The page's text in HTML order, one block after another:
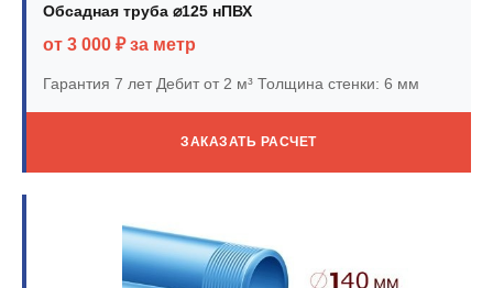
Обсадная труба ⌀125 нПВХ
от 3 000 ₽ за метр
Гарантия 7 летДебит от 2 м³ Толщина стенки: 6 мм
ЗАКАЗАТЬ РАСЧЕТ